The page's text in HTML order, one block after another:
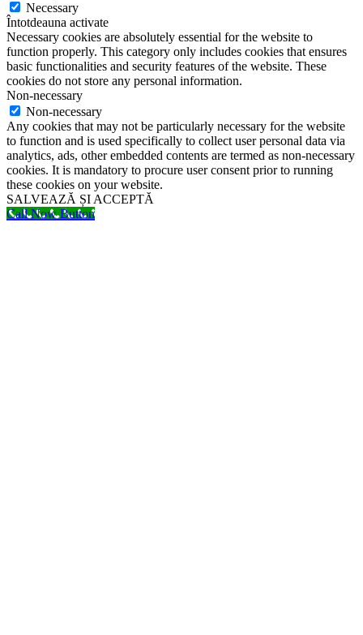
Necessary
Întotdeauna activate
Necessary cookies are absolutely essential for the website to
function properly. This category only includes cookies that ensures
basic functionalities and security features of the website. These
cookies do not store any personal information.
Non-necessary
Non-necessary
Any cookies that may not be particularly necessary for the website
to function and is used specifically to collect user personal data via
analytics, ads, other embedded contents are termed as non-necessary
cookies. It is mandatory to procure user consent prior to running
these cookies on your website.
SALVEAZĂ ȘI ACCEPTĂ
Call Now Button